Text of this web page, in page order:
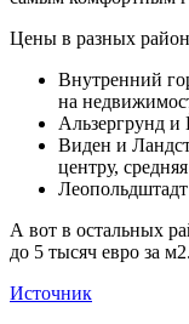
Цены в разных
Внутренний
на
Альзергрунд и
Виден и
центру,
А вот в остальных
до 5 тысяч евро за м2.
Источник